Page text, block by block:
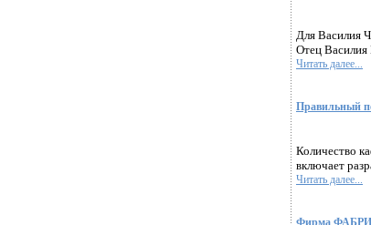
Для Василия
Отец Василия
Читать далее...
Правильный
Количество
включает
Читать далее...
Фирма